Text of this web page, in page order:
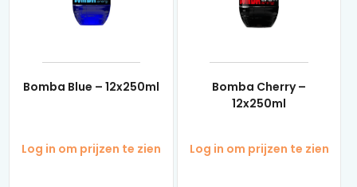
Bomba Blue – 12x250ml
Log in om prijzen te zien
Bomba Cherry –
12x250ml
Log in om prijzen te zien